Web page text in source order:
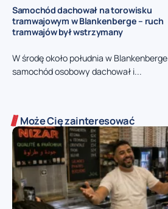
Samochód dachował na torowisku
tramwajowym w Blankenberge – ruch
tramwajów był wstrzymany
W środę około południa w Blankenberge
samochód osobowy dachował i...
Może Cię zainteresować